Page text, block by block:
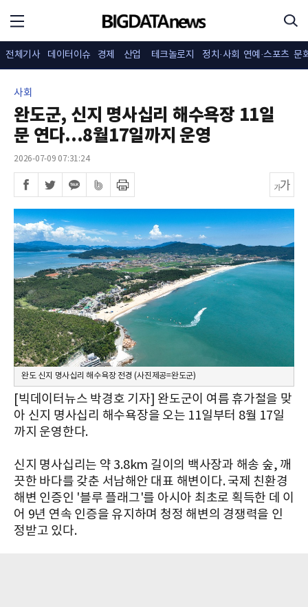
전체기사 데이터이슈 경제 산업 테크놀로지 정치·사회 연예·스포츠 문
사회
완도군, 신지 명사십리 해수욕장 11일
문 연다...8월17일까지 운영
2026-07-09 07:31:24
완도 신지 명사십리 해수욕장 전경 (사진제공=완도군)
[빅데이터뉴스 박경호 기자] 완도군이 여름 휴가철을 맞
아 신지 명사십리 해수욕장을 오는 11일부터 8월 17일
까지 운영한다.
신지 명사십리는 약 3.8km 길이의 백사장과 해송 숲, 깨
끗한 바다를 갖춘 서남해안 대표 해변이다. 국제 친환경
해변 인증인 '블루 플래그'를 아시아 최초로 획득한 데 이
어 9년 연속 인증을 유지하며 청정 해변의 경쟁력을 인
정받고 있다.